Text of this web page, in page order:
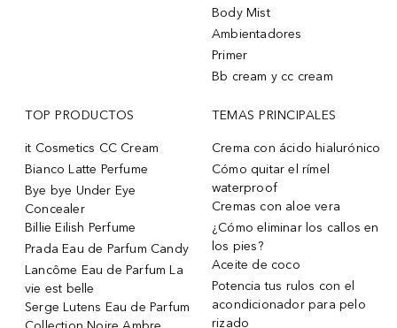
Body Mist
Ambientadores
Primer
Bb cream y cc cream
TOP PRODUCTOS
it Cosmetics CC Cream
Bianco Latte Perfume
Bye bye Under Eye
Concealer
Billie Eilish Perfume
Prada Eau de Parfum Candy
Lancôme Eau de Parfum La
vie est belle
Serge Lutens Eau de Parfum
TEMAS PRINCIPALES
Crema con ácido hialurónico
Cómo quitar el rímel
waterproof
Cremas con aloe vera
¿Cómo eliminar los callos en
los pies?
Aceite de coco
Potencia tus rulos con el
acondicionador para pelo
rizado